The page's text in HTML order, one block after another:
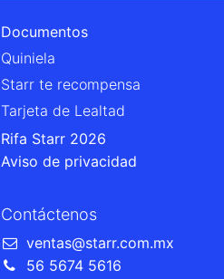
Documentos
Quiniela
Starr te recompensa
Tarjeta de Lealtad
Rifa Starr 2026
Aviso de privacidad
Contáctenos
ventas@starr.com.mx
56 5674 5616